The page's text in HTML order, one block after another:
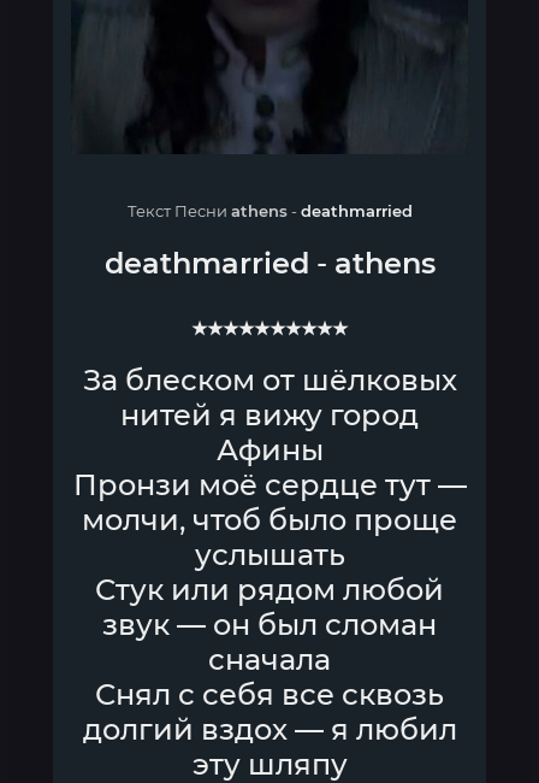
Текст Песни athens-deathmarried
deathmarried - athens
★★★★★★★★★★
За блеском от шёлковых
нитей я вижу город
Афины
Пронзи моё сердце тут —
молчи, чтоб было проще
услышать
Стук или рядом любой
звук — он был сломан
сначала
Снял с себя все сквозь
долгий вздох — я любил
эту шляпу